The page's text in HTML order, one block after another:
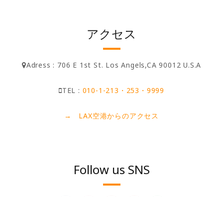
アクセス
Adress : 706 E 1st St. Los Angels,CA 90012 U.S.A
TEL : 010-1-213・253・9999
→ LAX空港からのアクセス
Follow us SNS